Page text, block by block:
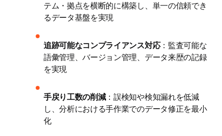
テム・拠点を横断的に構築し、単一の信頼でき
るデータ基盤を実現
追跡可能なコンプライアンス対応：監査可能な
語彙管理、バージョン管理、データ来歴の記録
を実現
手戻り工数の削減：誤検知や検知漏れを低減
し、分析における手作業でのデータ修正を最小
化